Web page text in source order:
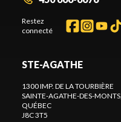
Restez
connecté
STE-AGATHE
1300 IMP. DE LA TOURBIÈRE
SAINTE-AGATHE-DES-MONTS
QUÉBEC
J8C 3T5